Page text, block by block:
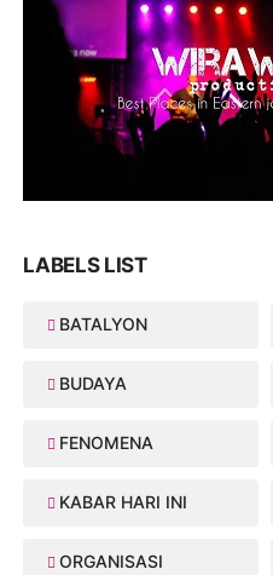
LABELS LIST
BATALYON
BUDAYA
FENOMENA
KABAR HARI INI
ORGANISASI